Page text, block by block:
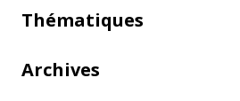
Thématiques
Archives